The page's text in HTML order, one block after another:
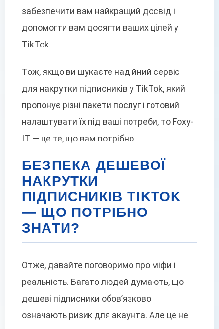
забезпечити вам найкращий досвід і
допомогти вам досягти ваших цілей у
TikTok.
Тож, якщо ви шукаєте надійний сервіс
для накрутки підписників у TikTok, який
пропонує різні пакети послуг і готовий
налаштувати їх під ваші потреби, то Foxy-
IT — це те, що вам потрібно.
БЕЗПЕКА ДЕШЕВОЇ
НАКРУТКИ
ПІДПИСНИКІВ TIKTOK
— ЩО ПОТРІБНО
ЗНАТИ?
Отже, давайте поговоримо про міфи і
реальність. Багато людей думають, що
дешеві підписники обов’язково
означають ризик для акаунта. Але це не